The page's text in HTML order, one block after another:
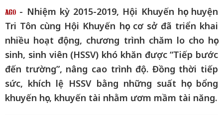
- Nhiệm kỳ 2015-2019, Hội Khuyến học huyện
Tri Tôn cùng Hội Khuyến học cơ sở đã triển khai
nhiều hoạt động, chương trình chăm lo cho học
sinh, sinh viên (HSSV) khó khăn được “Tiếp bước
đến trường”, nâng cao trình độ. Đồng thời tiếp
sức, khích lệ HSSV bằng những suất học bổng
khuyến học, khuyến tài nhằm ươm mầm tài năng.